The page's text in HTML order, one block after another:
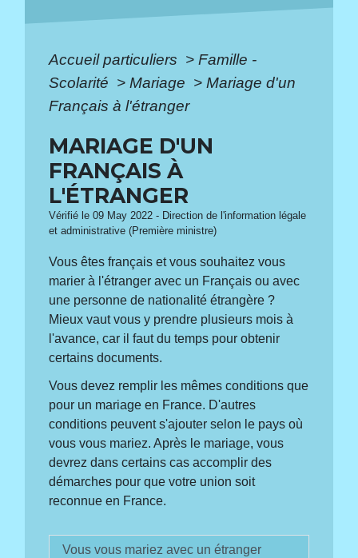
Accueil particuliers > Famille -
Scolarité > Mariage > Mariage d'un
Français à l'étranger
MARIAGE D'UN
FRANÇAIS À
L'ÉTRANGER
Vérifié le 09 May 2022 - Direction de l'information légale
et administrative (Première ministre)
Vous êtes français et vous souhaitez vous
marier à l'étranger avec un Français ou avec
une personne de nationalité étrangère ?
Mieux vaut vous y prendre plusieurs mois à
l'avance, car il faut du temps pour obtenir
certains documents.
Vous devez remplir les mêmes conditions que
pour un mariage en France. D'autres
conditions peuvent s'ajouter selon le pays où
vous vous mariez. Après le mariage, vous
devrez dans certains cas accomplir des
démarches pour que votre union soit
reconnue en France.
Vous vous mariez avec un étranger